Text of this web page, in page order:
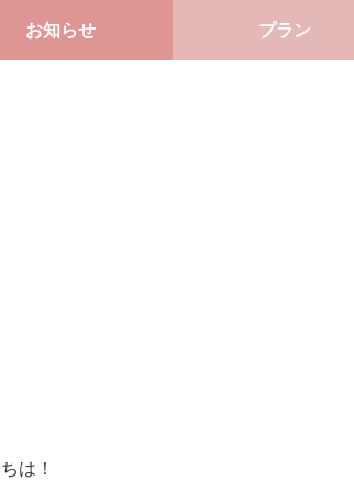
お知らせ プラン
は！